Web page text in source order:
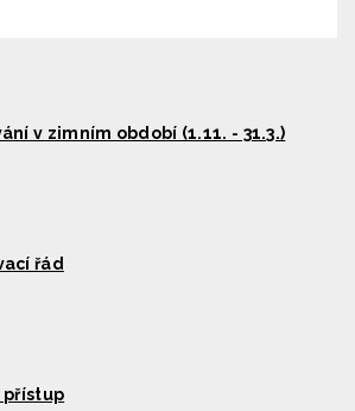
v zimním období (1.11. - 31.3.)
řád
přístup